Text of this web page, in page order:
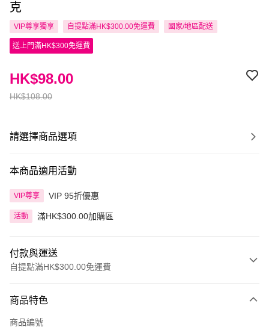
克
VIP尊享獨享 自提點滿HK$300.00免運費 國家/地區配送
送上門滿HK$300免運費
HK$108.00
HK$98.00
請選擇商品選項
本商品適用活動
VIP尊享 VIP 95折優惠
活動 滿HK$300.00加購區
付款與運送
自提點滿HK$300.00免運費
信用卡
商品特色
商品編號